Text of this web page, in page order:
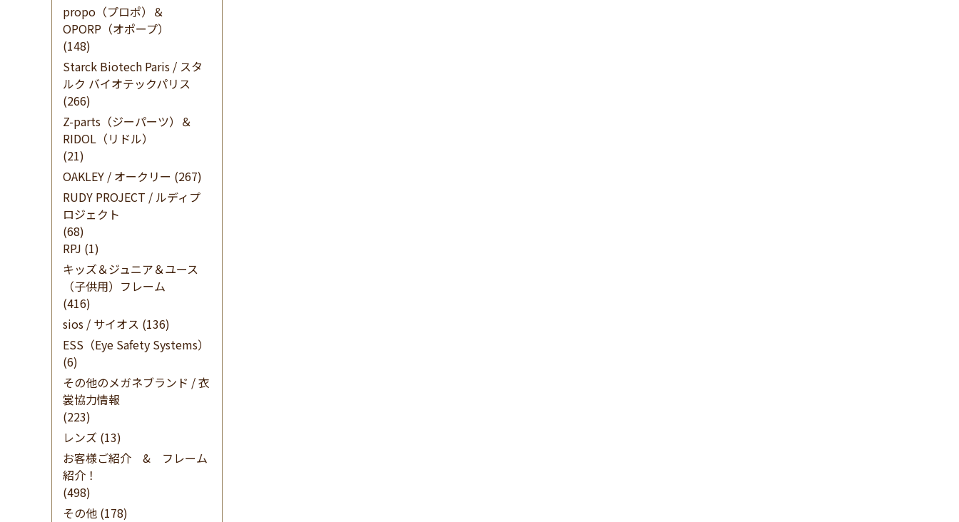
propo（プロポ）＆
OPORP（オポープ）
(148)
Starck Biotech Paris / スタ
ルク バイオテックパリス
(266)
Z-parts（ジーパーツ）＆
RIDOL（リドル）
(21)
OAKLEY / オークリー (267)
RUDY PROJECT / ルディプ
ロジェクト
(68)
RPJ (1)
キッズ＆ジュニア＆ユース
（子供用）フレーム
(416)
sios / サイオス (136)
ESS（Eye Safety Systems）
(6)
その他のメガネブランド / 衣
裳協力情報
(223)
レンズ (13)
お客様ご紹介 & フレーム
紹介！
(498)
その他 (178)